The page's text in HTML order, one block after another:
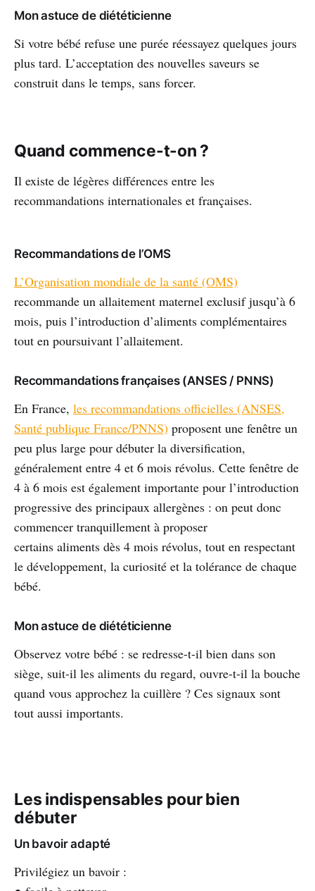
Mon astuce de diététicienne
Si votre bébé refuse une purée réessayez quelques jours
plus tard. L’acceptation des nouvelles saveurs se
construit dans le temps, sans forcer.
Quand commence-t-on ?
Il existe de légères différences entre les
recommandations internationales et françaises.
Recommandations de l’OMS
L’Organisation mondiale de la santé (OMS)
recommande un allaitement maternel exclusif jusqu’à 6
mois, puis l’introduction d’aliments complémentaires
tout en poursuivant l’allaitement.
Recommandations françaises (ANSES / PNNS)
En France, les recommandations officielles (ANSES,
Santé publique France/PNNS) proposent une fenêtre un
peu plus large pour débuter la diversification,
généralement entre 4 et 6 mois révolus. Cette fenêtre de
4 à 6 mois est également importante pour l’introduction
progressive des principaux allergènes : on peut donc
commencer tranquillement à proposer
certains aliments dès 4 mois révolus, tout en respectant
le développement, la curiosité et la tolérance de chaque
bébé.
Mon astuce de diététicienne
Observez votre bébé : se redresse-t-il bien dans son
siège, suit-il les aliments du regard, ouvre-t-il la bouche
quand vous approchez la cuillère ? Ces signaux sont
tout aussi importants.
Les indispensables pour bien
débuter
Un bavoir adapté
Privilégiez un bavoir :